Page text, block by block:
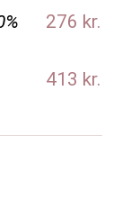
276 kr.
413 kr.